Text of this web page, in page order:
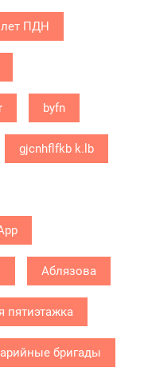
лет ПДН
byfn
gjcnhflfkb k.lb
Аблязова
пятиэтажка
бригады